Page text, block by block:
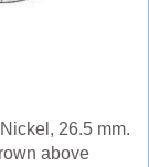
26.5 mm.
above